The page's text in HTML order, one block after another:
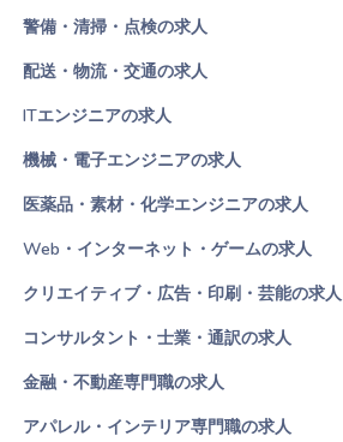
警備・清掃・点検の求人
配送・物流・交通の求人
ITエンジニアの求人
機械・電子エンジニアの求人
医薬品・素材・化学エンジニアの求人
Web・インターネット・ゲームの求人
クリエイティブ・広告・印刷・芸能の求人
コンサルタント・士業・通訳の求人
金融・不動産専門職の求人
アパレル・インテリア専門職の求人